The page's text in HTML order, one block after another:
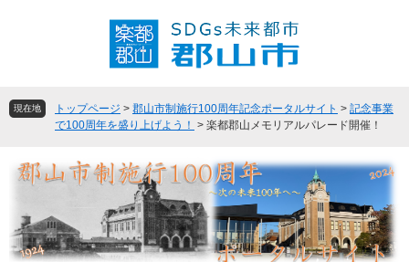
頭
飛現在地 トップページ > 郡山市制施行100周年記念ポータルサイト > 記念事業
で100周年を盛り上げよう！ > 楽都郡山メモリアルパレード開催！